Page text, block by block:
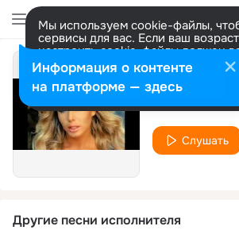
Мы используем cookie-файлы,
сервисы для вас. Если ваш
настроить cookie-файлы должен
представитель. Больше
Разрешить все Настроить
AnasteziA
Слушать
Другие песни исполнителя
Информация о контенте
на платформе — здесь